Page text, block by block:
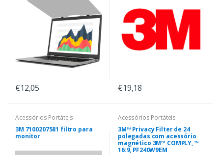
€12,05 €19,18
Acessórios Portáteis
3M 7100207581 filtro para
monitor
Acessórios Portáteis
3M™ Privacy Filter de 24
polegadas com acessório
magnético 3M™ COMPLY, ™
16:9, PF240W9EM